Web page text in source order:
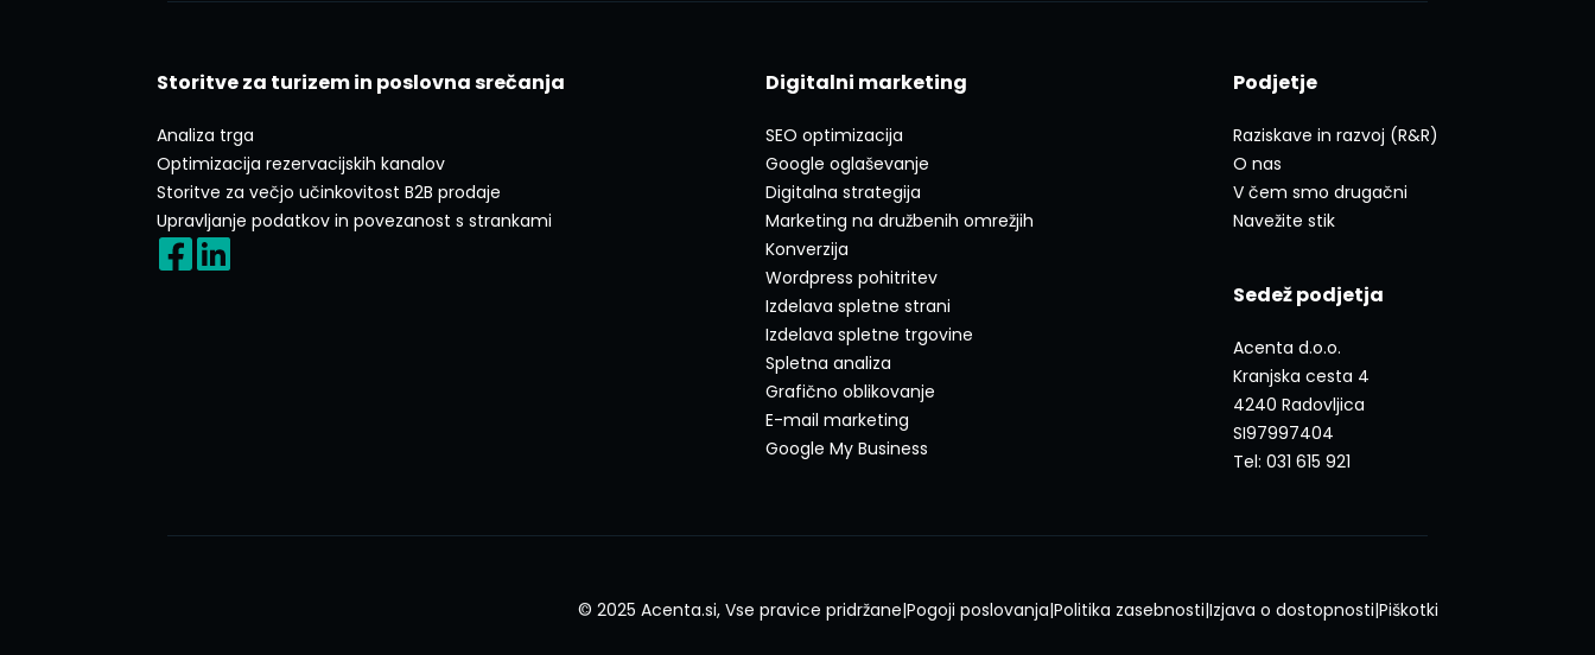
Storitve za turizem in poslovna srečanja
Analiza trga
Optimizacija rezervacijskih kanalov
Storitve za večjo učinkovitost B2B prodaje
Upravljanje podatkov in povezanost s strankami
Digitalni marketing
SEO optimizacija
Google oglaševanje
Digitalna strategija
Marketing na družbenih omrežjih
Konverzija
Wordpress pohitritev
Izdelava spletne strani
Izdelava spletne trgovine
Spletna analiza
Grafično oblikovanje
E-mail marketing
Google My Business
Podjetje
Raziskave in razvoj (R&R)
O nas
V čem smo drugačni
Navežite stik
Sedež podjetja
Acenta d.o.o.
Kranjska cesta 4
4240 Radovljica
SI97997404
Tel: 031 615 921
© 2025 Acenta.si, Vse pravice pridržane|Pogoji poslovanja|Politika zasebnosti|Izjava o dostopnosti|Piškotki